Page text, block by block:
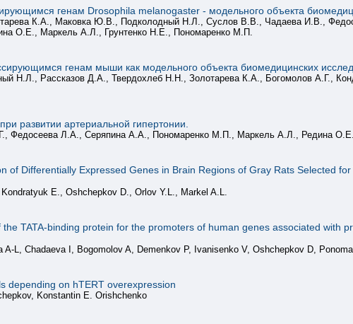
генам Drosophila melanogaster - модельного объекта
К.А., Маковка Ю.В., Подколодный Н.Л., Суслов В.В., Чадаева И.В.,
О.Е., Маркель А.Л., Грунтенко Н.Е., Пономаренко М.П.
генам мыши как модельного объекта биомедицинских
Н.Л., Рассказов Д.А., Твердохлеб Н.Н., Золотарева К.А., Богомолов А.Г.,
развитии артериальной гипертонии.
Л.А., Серяпина А.А., Пономаренко М.П., Маркель А.Л., Редина О.Е.
of Differentially Expressed Genes in Brain Regions of Gray Rats Selected
E., Oshchepkov D., Orlov Y.L., Markel A.L.
TATA-binding protein for the promoters of human genes associated with
L, Chadaeva I, Bogomolov A, Demenkov P, Ivanisenko V, Oshchepkov D,
depending on hTERT overexpression
Konstantin E. Orishchenko